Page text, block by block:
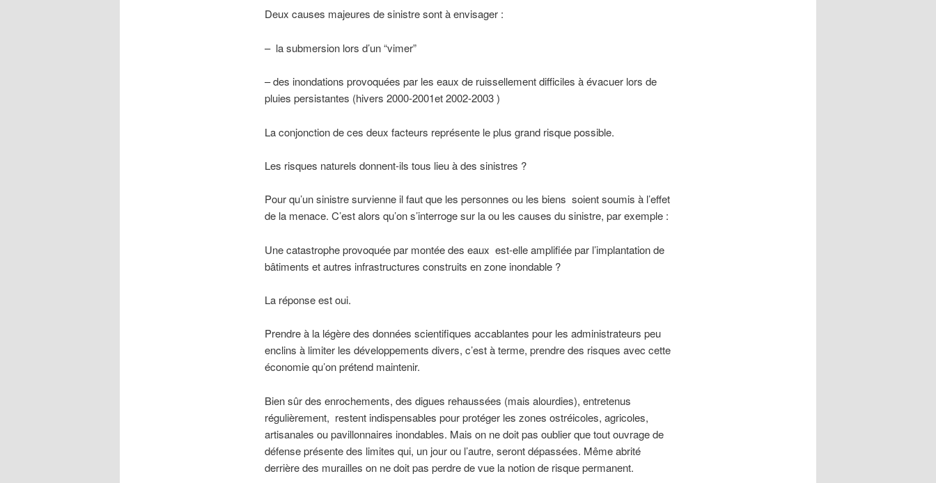
Deux causes majeures de sinistre sont à envisager :
– la submersion lors d’un “vimer”
– des inondations provoquées par les eaux de ruissellement difficiles à évacuer lors de
pluies persistantes (hivers 2000-2001et 2002-2003 )
La conjonction de ces deux facteurs représente le plus grand risque possible.
Les risques naturels donnent-ils tous lieu à des sinistres ?
Pour qu’un sinistre survienne il faut que les personnes ou les biens soient soumis à l’effet
de la menace. C’est alors qu’on s’interroge sur la ou les causes du sinistre, par exemple :
Une catastrophe provoquée par montée des eaux est-elle amplifiée par l’implantation de
bâtiments et autres infrastructures construits en zone inondable ?
La réponse est oui.
Prendre à la légère des données scientifiques accablantes pour les administrateurs peu
enclins à limiter les développements divers, c’est à terme, prendre des risques avec cette
économie qu’on prétend maintenir.
Bien sûr des enrochements, des digues rehaussées (mais alourdies), entretenus
régulièrement, restent indispensables pour protéger les zones ostréicoles, agricoles,
artisanales ou pavillonnaires inondables. Mais on ne doit pas oublier que tout ouvrage de
défense présente des limites qui, un jour ou l’autre, seront dépassées. Même abrité
derrière des murailles on ne doit pas perdre de vue la notion de risque permanent.